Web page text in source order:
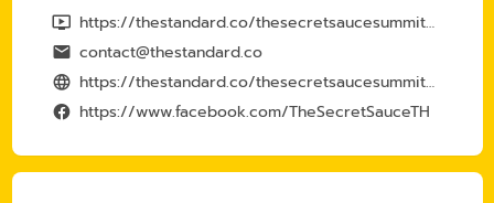
https://thestandard.co/thesecretsaucesummit2024-rerun/
contact@thestandard.co
https://thestandard.co/thesecretsaucesummit2024/
https://www.facebook.com/TheSecretSauceTH